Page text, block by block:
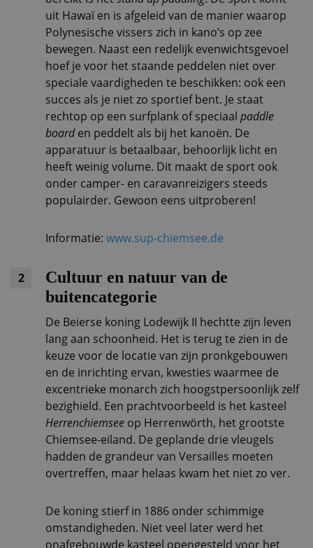
uit Hawaï en is afgeleid van de manier waarop
Polynesische vissers zich in kano’s op zee
bewegen. Naast een redelijk evenwichtsgevoel
hoef je voor het staande peddelen niet over
speciale vaardigheden te beschikken: ook een
succes als je niet zo sportief bent. Je staat
rechtop op een surfplank of speciaal paddle
boarden peddelt als bij het kanoën. De
apparatuur is betaalbaar, behoorlijk licht en
heeft weinig volume. Dit maakt de sport ook
onder camper- en caravanreizigers steeds
populairder. Gewoon eens uitproberen!
Informatie: www.sup-chiemsee.de
2
Cultuur en natuur van de
buitencategorie
De Beierse koning Lodewijk II hechtte zijn leven
lang aan schoonheid. Het is terug te zien in de
keuze voor de locatie van zijn pronkgebouwen
en de inrichting ervan, kwesties waarmee de
excentrieke monarch zich hoogstpersoonlijk zelf
bezighield. Een prachtvoorbeeld is het kasteel
Herrenchiemsee op Herrenwörth, het grootste
Chiemsee-eiland. De geplande drie vleugels
hadden de grandeur van Versailles moeten
overtreffen, maar helaas kwam het niet zo ver.
De koning stierf in 1886 onder schimmige
omstandigheden. Niet veel later werd het
onafgebouwde kasteel opengesteld voor het